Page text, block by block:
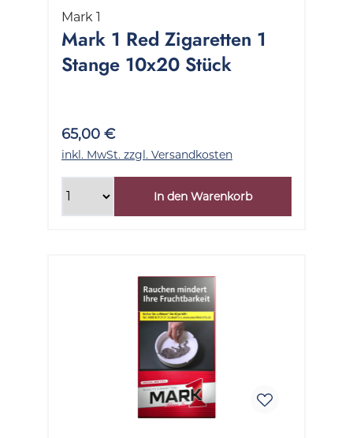
Mark 1
Mark 1 Red Zigaretten 1
Stange 10x20 Stück
65,00 €
inkl. MwSt. zzgl. Versandkosten
In den Warenkorb